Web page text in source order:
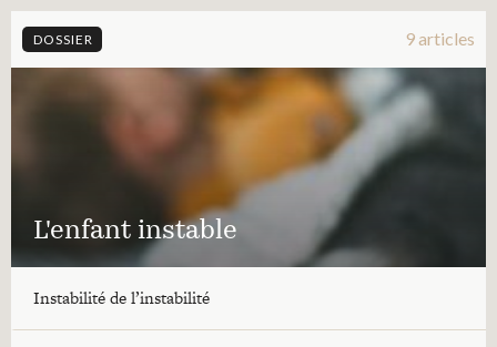
DOSSIER 9 articles
L'enfant instable
Instabilité de l’instabilité